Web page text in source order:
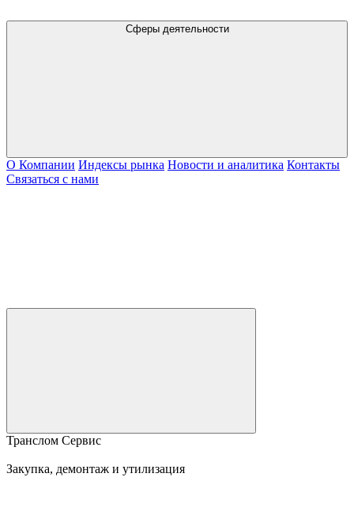
Сферы деятельности
О Компании Индексы рынка Новости и аналитика Контакты
Связаться с нами
Транслом Сервис
Закупка, демонтаж и утилизация